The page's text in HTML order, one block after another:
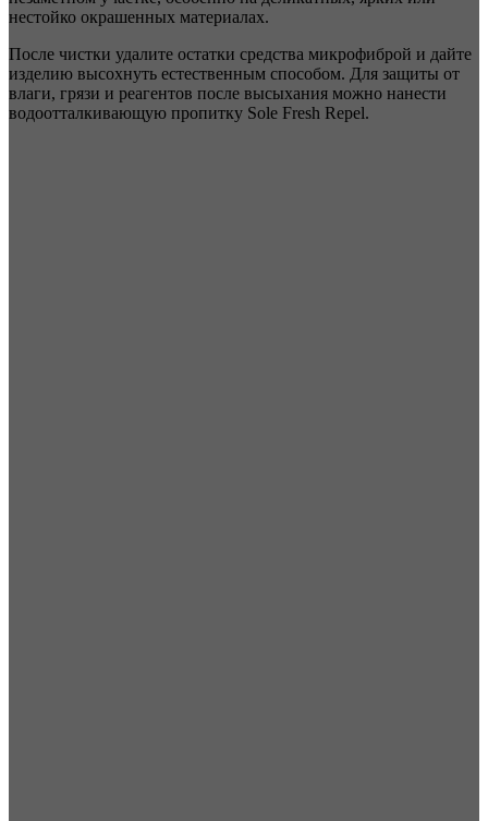
нестойко окрашенных материалах.
После чистки удалите остатки средства микрофиброй и дайте
изделию высохнуть естественным способом. Для защиты от
влаги, грязи и реагентов после высыхания можно нанести
водоотталкивающую пропитку Sole Fresh Repel.